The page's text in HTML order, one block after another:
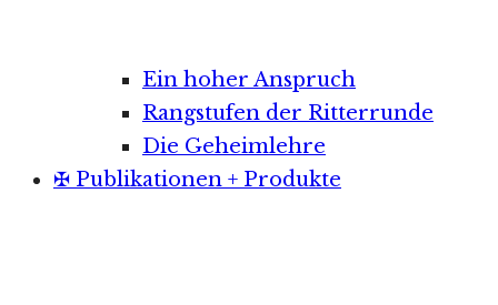
Ein hoher Anspruch
Rangstufen der Ritterrunde
Die Geheimlehre
✠ Publikationen + Produkte